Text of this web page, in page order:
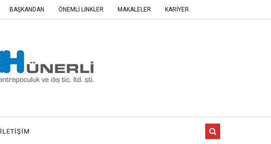
BAŞKANDAN ÖNEMLİ LİNKLER MAKALELER KARİYER
İLETİŞİM